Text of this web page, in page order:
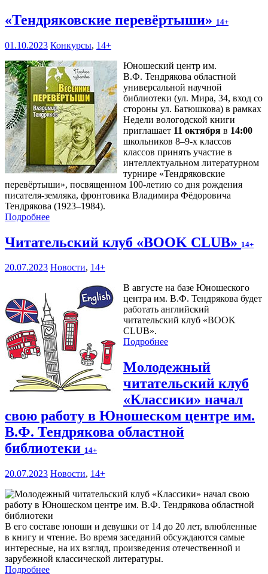
«Тендряковские перевёртыши» 14+
01.10.2023 Конкурсы, 14+
Юношеский центр им.
В.Ф. Тендрякова областной
универсальной научной
библиотеки (ул. Мира, 34, вход со
стороны ул. Батюшкова) в рамках
Недели вологодской книги
приглашает 11 октября в 14:00
школьников 8–9-х классов
классов принять участие в
интеллектуальном литературном
турнире «Тендряковские
перевёртыши», посвященном 100-летию со дня рождения
писателя-земляка, фронтовика Владимира Фёдоровича
Тендрякова (1923–1984).
Подробнее
Читательский клуб «BOOK CLUB» 14+
20.07.2023 Новости, 14+
В августе на базе Юношеского
центра им. В.Ф. Тендрякова будет
работать английский
читательский клуб «BOOK
CLUB».
Подробнее
Молодежный
читательский клуб
«Классики» начал
свою работу в Юношеском центре им.
В.Ф. Тендрякова областной
библиотеки 14+
20.07.2023 Новости, 14+
В его составе юноши и девушки от 14 до 20 лет, влюбленные
в книгу и чтение. Во время заседаний обсуждаются самые
интересные, на их взгляд, произведения отечественной и
зарубежной классической литературы.
Подробнее